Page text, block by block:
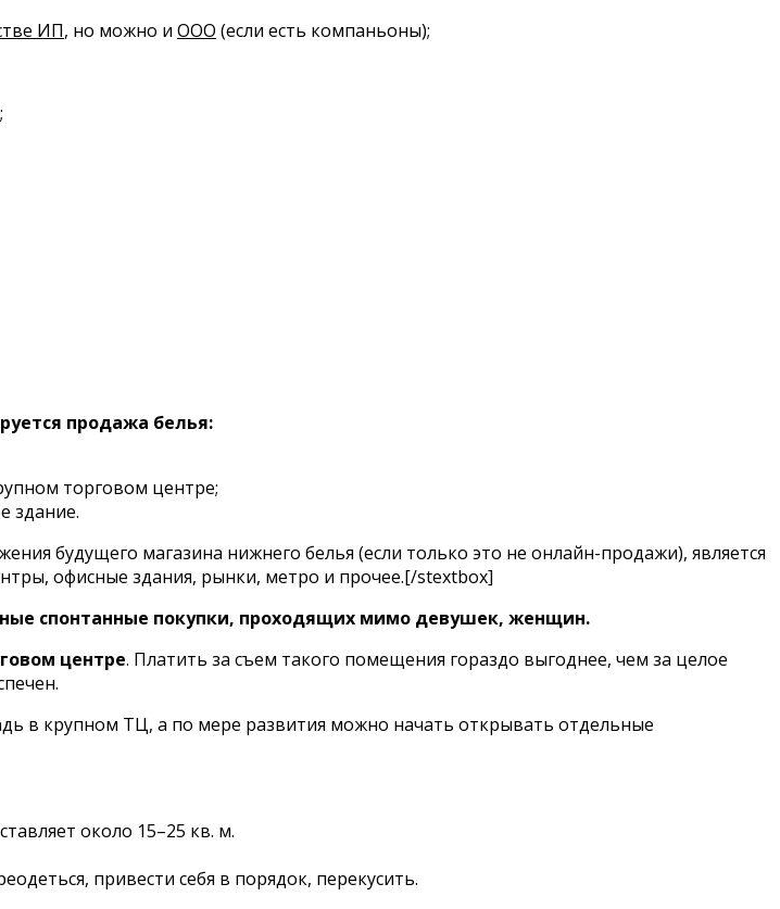
ИП, но можно и ООО (если есть компаньоны);
продажа белья:
торговом центре;
здание.
будущего магазина нижнего белья (если только это не онлайн-продажи), является
офисные здания, рынки, метро и прочее.[/stextbox]
спонтанные покупки, проходящих мимо девушек, женщин.
центре. Платить за съем такого помещения гораздо выгоднее, чем за целое
в крупном ТЦ, а по мере развития можно начать открывать отдельные
около 15–25 кв. м.
привести себя в порядок, перекусить.